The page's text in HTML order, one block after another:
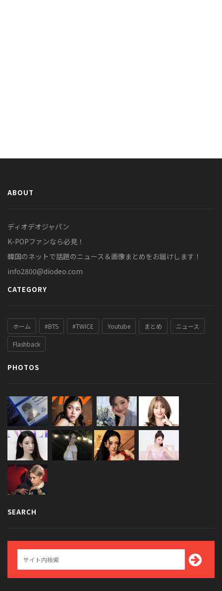
ABOUT
ディオデオジャパン
K-POPファンなら必見！
韓国のネットで話題のニュース＆画像まとめをお届けします！
info2800@diodeo.com
CATEGORY
ホーム #BTS #TWICE Youtube まとめ ニュース
Flashback
PHOTOS
SEARCH